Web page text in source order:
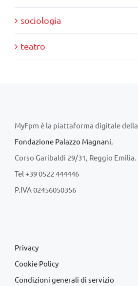
sociologia
teatro
MyFpm è la piattaforma digitale della
Fondazione Palazzo Magnani,
Corso Garibaldi 29/31, Reggio Emilia.
Tel +39 0522 444446
P.IVA 02456050356
Privacy
Cookie Policy
Condizioni generali di servizio